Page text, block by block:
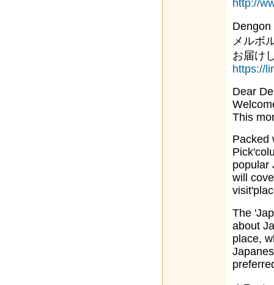
http://
メルボ
お届け
https://
Dear
This
Packed
popular
will
The
about
place,